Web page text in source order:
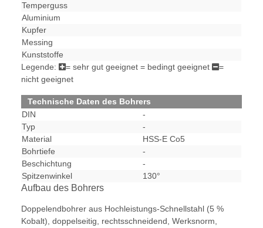
Temperguss
Aluminium
Kupfer
Messing
Kunststoffe
Legende:
= sehr gut geeignet = bedingt geeignet
=
nicht geeignet
Technische Daten des Bohrers
DIN
-
Typ
-
Material
HSS-E Co5
Bohrtiefe
-
Beschichtung
-
Spitzenwinkel
130°
Aufbau des Bohrers
Doppelendbohrer aus Hochleistungs-Schnellstahl (5 %
Kobalt), doppelseitig, rechtsschneidend, Werksnorm,